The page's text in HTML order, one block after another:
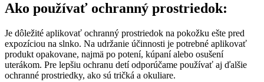
Ako používať ochranný prostriedok:
Je dôležité aplikovať ochranný prostriedok na pokožku ešte pred
expozíciou na slnko. Na udržanie účinnosti je potrebné aplikovať
produkt opakovane, najmä po potení, kúpaní alebo osušení
uterákom. Pre lepšiu ochranu detí odporúčame používať aj ďalšie
ochranné prostriedky, ako sú tričká a okuliare.